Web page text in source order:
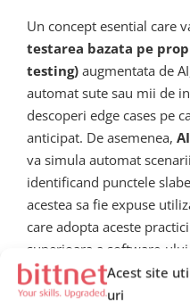
Acest site
uri
Un concept esential care
testarea bazata pe
testing) augmentata de
automat sute sau mii de
descoperi edge cases pe
anticipat. De asemenea,
va simula automat
identificand punctele
acestea sa fie expuse
care adopta aceste
superioara a software-
mare a release-urilor.